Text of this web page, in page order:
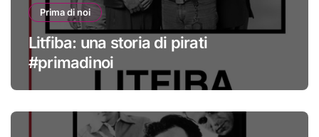
Prima di noi
Litfiba: una storia di pirati
#primadinoi